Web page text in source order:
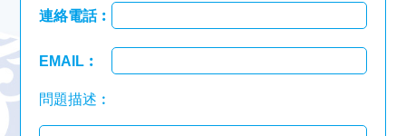
連絡電話︰
EMAIL︰
問題描述︰